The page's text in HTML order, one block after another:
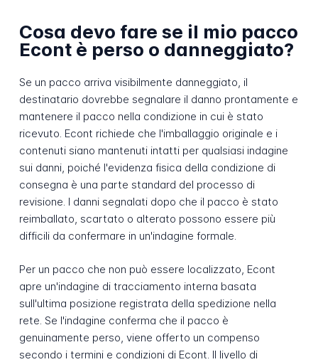
Cosa devo fare se il mio pacco
Econt è perso o danneggiato?
Se un pacco arriva visibilmente danneggiato, il
destinatario dovrebbe segnalare il danno prontamente e
mantenere il pacco nella condizione in cui è stato
ricevuto. Econt richiede che l'imballaggio originale e i
contenuti siano mantenuti intatti per qualsiasi indagine
sui danni, poiché l'evidenza fisica della condizione di
consegna è una parte standard del processo di
revisione. I danni segnalati dopo che il pacco è stato
reimballato, scartato o alterato possono essere più
difficili da confermare in un'indagine formale.
Per un pacco che non può essere localizzato, Econt
apre un'indagine di tracciamento interna basata
sull'ultima posizione registrata della spedizione nella
rete. Se l'indagine conferma che il pacco è
genuinamente perso, viene offerto un compenso
secondo i termini e condizioni di Econt. Il livello di